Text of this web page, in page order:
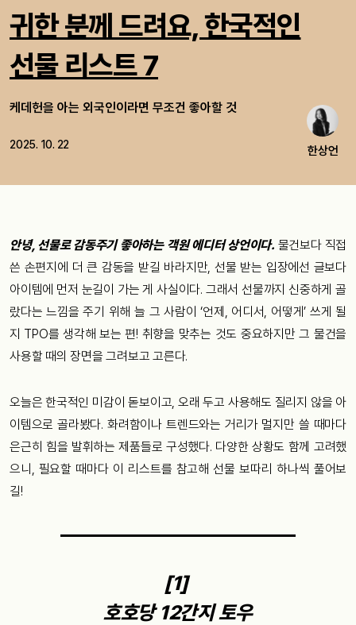
귀한 분께 드려요, 한국적인
선물 리스트 7
케데헌을 아는 외국인이라면 무조건 좋아할 것
2025. 10. 22 한상언
안녕, 선물로 감동주기 좋아하는 객원 에디터 상언이다. 물건보다 직접
쓴 손편지에 더 큰 감동을 받길 바라지만, 선물 받는 입장에선 글보다
아이템에 먼저 눈길이 가는 게 사실이다. 그래서 선물까지 신중하게 골
랐다는 느낌을 주기 위해 늘 그 사람이 ‘언제, 어디서, 어떻게’ 쓰게 될
지 TPO를 생각해 보는 편! 취향을 맞추는 것도 중요하지만 그 물건을
사용할 때의 장면을 그려보고 고른다.
오늘은 한국적인 미감이 돋보이고, 오래 두고 사용해도 질리지 않을 아
이템으로 골라봤다. 화려함이나 트렌드와는 거리가 멀지만 쓸 때마다
은근히 힘을 발휘하는 제품들로 구성했다. 다양한 상황도 함께 고려했
으니, 필요할 때마다 이 리스트를 참고해 선물 보따리 하나씩 풀어보
길!
[1]
호호당 12간지 토우